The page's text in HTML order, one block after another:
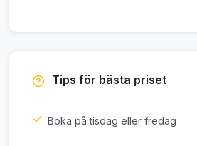
Tips för bästa priset
Boka på tisdag eller fredag